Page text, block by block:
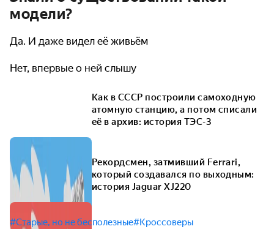
модели?
Да. И даже видел её живьём
Нет, впервые о ней слышу
Как в СССР построили самоходную
атомную станцию, а потом списали
её в архив: история ТЭС-3
Рекордсмен, затмивший Ferrari,
который создавался по выходным:
история Jaguar XJ220
#Старые, но не бесполезные#Кроссоверы